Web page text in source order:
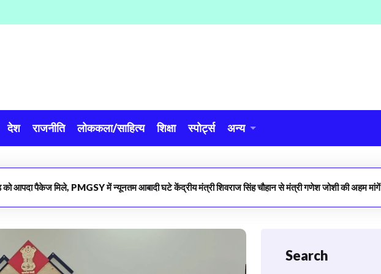
देश राजनीति लोककला/साहित्य शिक्षा स्पोर्ट्स अन्य
को आपदा पैकेज मिले, PMGSY में न्यूनतम आबादी घटे केंद्रीय मंत्री शिवराज सिंह चौहान से मंत्री गणेश जोशी की अहम मांगें
Search